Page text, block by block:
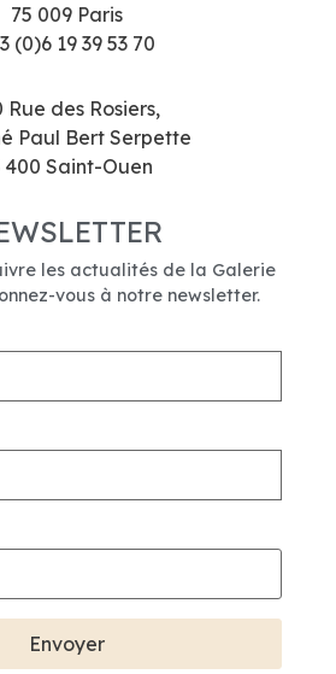
75 009 Paris
(0)6 19 39 53 70
Rue des Rosiers,
Paul Bert Serpette
400 Saint-Ouen
les actualités de la Galerie
vous à notre newsletter.